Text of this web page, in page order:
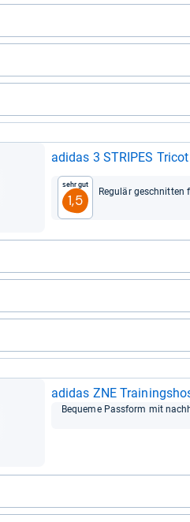
adi­das 3 STRI­PES
Sehr gut
1,5
Regu­lär
adi­das ZNE
Bequeme Pass­form mit